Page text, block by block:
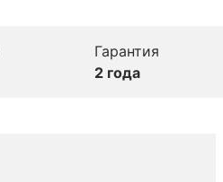
Гарантия
2 года